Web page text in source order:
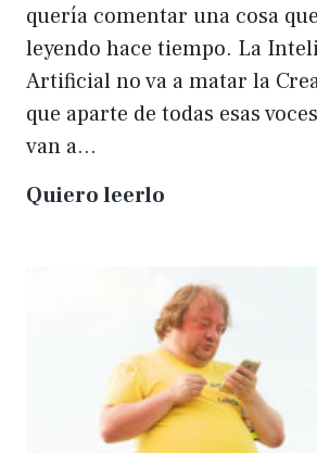
quería comentar una cosa
leyendo hace tiempo. La
Artificial no va a matar la
que aparte de todas esas
van a…
Quiero leerlo
matará
a
la
creatividad